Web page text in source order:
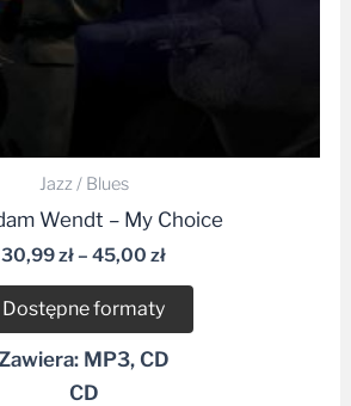
Jazz / Blues
Odtwarzacz
plików
dźwiękowych
Wendt – My Choice
30,99zł– 45,00 zł
Dostępne formaty
Zawiera: MP3, CD
CD